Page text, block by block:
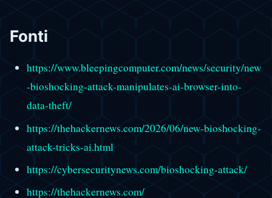
Fonti
https://www.bleepingcomputer.com/news/security/new
-bioshocking-attack-manipulates-ai-browser-into-
data-theft/
https://thehackernews.com/2026/06/new-bioshocking-
attack-tricks-ai.html
https://cybersecuritynews.com/bioshocking-attack/
https://thehackernews.com/